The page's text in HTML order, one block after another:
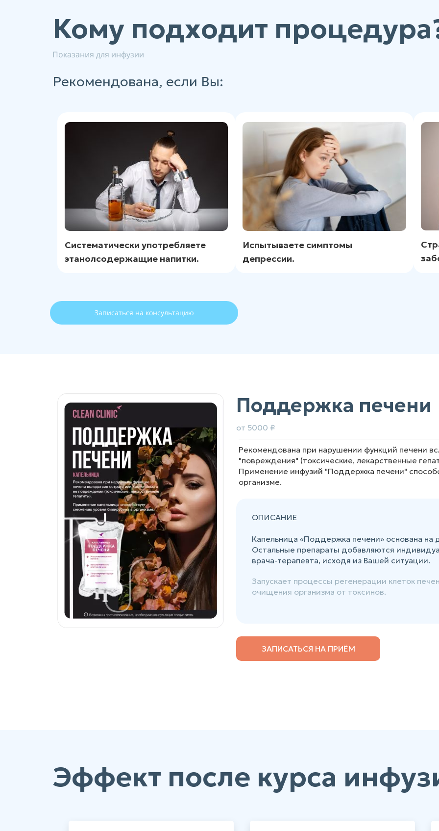
Кому подходит
Показания для инфузии
Рекомендована, если Вы:
Систематически употребляете
этанолсодержащие напитки.
Испытываете симптомы
депрессии.
Записаться на консультацию
Поддержка печени
от 5000 ₽
Рекомендована при нарушении функций печени
"повреждения" (токсические, лекарственные
Применение инфузий "Поддержка печени"
организме.
ОПИСАНИЕ
Капельница «Поддержка печени» основана на
Остальные препараты добавляются
врача-терапевта, исходя из Вашей ситуации.
Запускает процессы регенерации клеток
очищения организма от токсинов.
ЗАПИСАТЬСЯ НА ПРИЁМ
Эффект после курса